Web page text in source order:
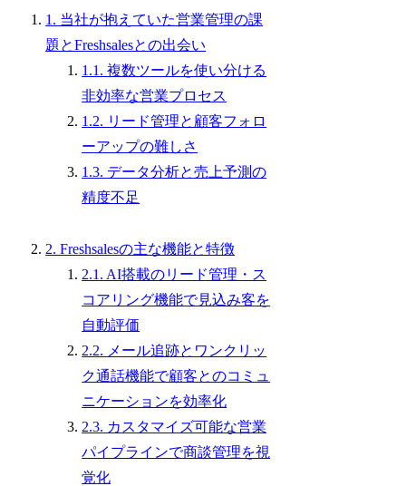
1. 当社が抱えていた営業管理の課
題とFreshsalesとの出会い
1.1. 複数ツールを使い分ける
非効率な営業プロセス
1.2. リード管理と顧客フォロ
ーアップの難しさ
1.3. データ分析と売上予測の
精度不足
2. Freshsalesの主な機能と特徴
2.1. AI搭載のリード管理・ス
コアリング機能で見込み客を
自動評価
2.2. メール追跡とワンクリッ
ク通話機能で顧客とのコミュ
ニケーションを効率化
2.3. カスタマイズ可能な営業
パイプラインで商談管理を視
覚化